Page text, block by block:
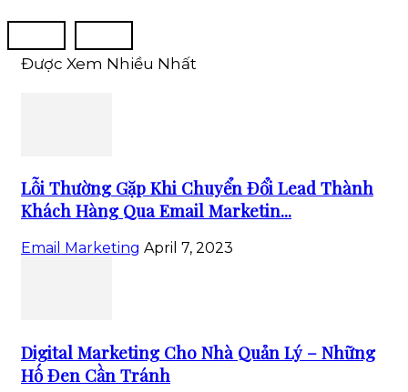
Được Xem Nhiều Nhất
Lỗi Thường Gặp Khi Chuyển Đổi Lead Thành
Khách Hàng Qua Email Marketin...
Email Marketing April 7, 2023
Digital Marketing Cho Nhà Quản Lý – Những
Hố Đen Cần Tránh